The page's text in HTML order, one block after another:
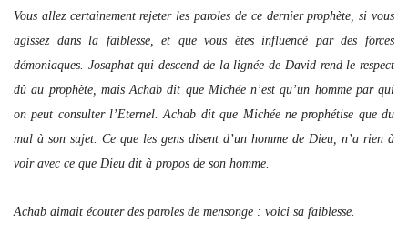
Vous allez certainement rejeter les paroles de ce dernier prophète, si vous
agissez dans la faiblesse, et que vous êtes influencé par des forces
démoniaques. Josaphat qui descend de la lignée de David rend le respect
dû au prophète, mais Achab dit que Michée n’est qu’un homme par qui
on peut consulter l’Eternel. Achab dit que Michée ne prophétise que du
mal à son sujet. Ce que les gens disent d’un homme de Dieu, n’a rien à
voir avec ce que Dieu dit à propos de son homme.
Achab aimait écouter des paroles de mensonge : voici sa faiblesse.